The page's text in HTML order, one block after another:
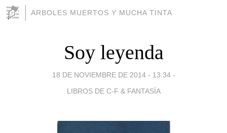
ARBOLES MUERTOS Y MUCHA TINTA
Soy leyenda
18 DE NOVIEMBRE DE 2014 - 13:34 -
LIBROS DE C-F & FANTASÍA